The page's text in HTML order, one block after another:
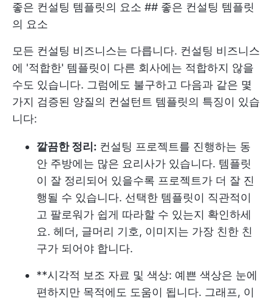
좋은 컨설팅 템플릿의 요소 ## 좋은 컨설팅 템플릿
의 요소
모든 컨설팅 비즈니스는 다릅니다. 컨설팅 비즈니스
에 '적합한' 템플릿이 다른 회사에는 적합하지 않을
수도 있습니다. 그럼에도 불구하고 다음과 같은 몇
가지 검증된 양질의 컨설턴트 템플릿의 특징이 있습
니다:
깔끔한 정리: 컨설팅 프로젝트를 진행하는 동
안 주방에는 많은 요리사가 있습니다. 템플릿
이 잘 정리되어 있을수록 프로젝트가 더 잘 진
행될 수 있습니다. 선택한 템플릿이 직관적이
고 팔로워가 쉽게 따라할 수 있는지 확인하세
요. 헤더, 글머리 기호, 이미지는 가장 친한 친
구가 되어야 합니다.
**시각적 보조 자료 및 색상: 예쁜 색상은 눈에
편하지만 목적에도 도움이 됩니다. 그래프, 이